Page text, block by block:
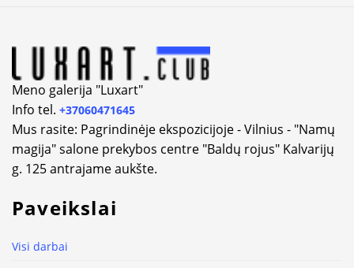
Meno galerija "Luxart"
Info tel. +37060471645
Mus rasite: Pagrindinėje ekspozicijoje - Vilnius - "Namų
magija" salone prekybos centre "Baldų rojus" Kalvarijų
g. 125 antrajame aukšte.
Paveikslai
Visi darbai